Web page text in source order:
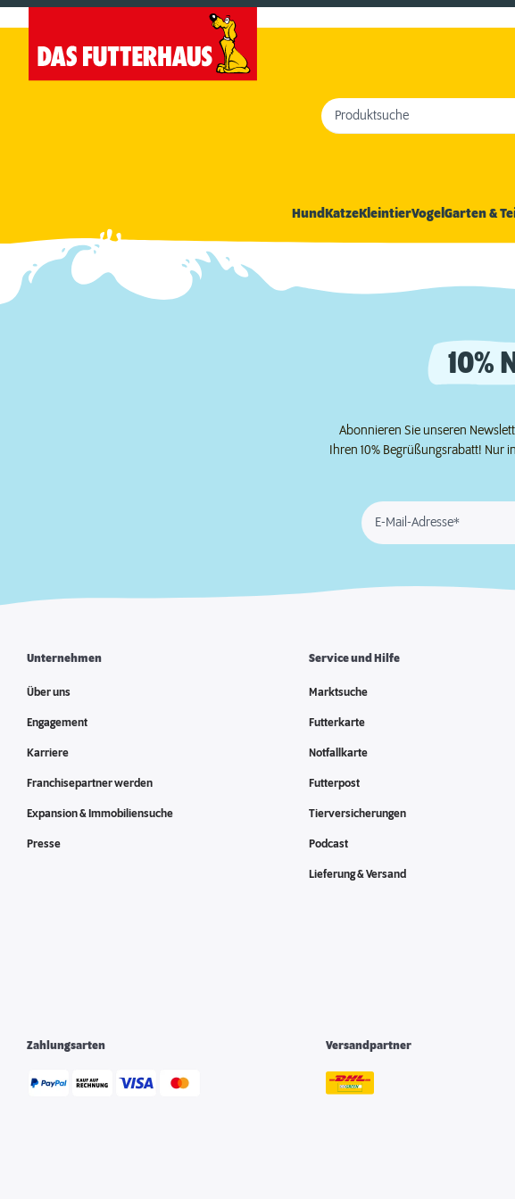
Produktsuche
HundKatzeKleintierVogel Garten &
10%
Abonnieren Sie unseren
Ihren 10% Begrüßungsrabatt! Nur
E-Mail-Adresse*
Unternehmen
Über uns
Engagement
Karriere
Franchisepartner werden
Expansion & Immobiliensuche
Presse
Service und Hilfe
Marktsuche
Futterkarte
Notfallkarte
Futterpost
Tierversicherungen
Podcast
Lieferung & Versand
Zahlungsarten Versandpartner